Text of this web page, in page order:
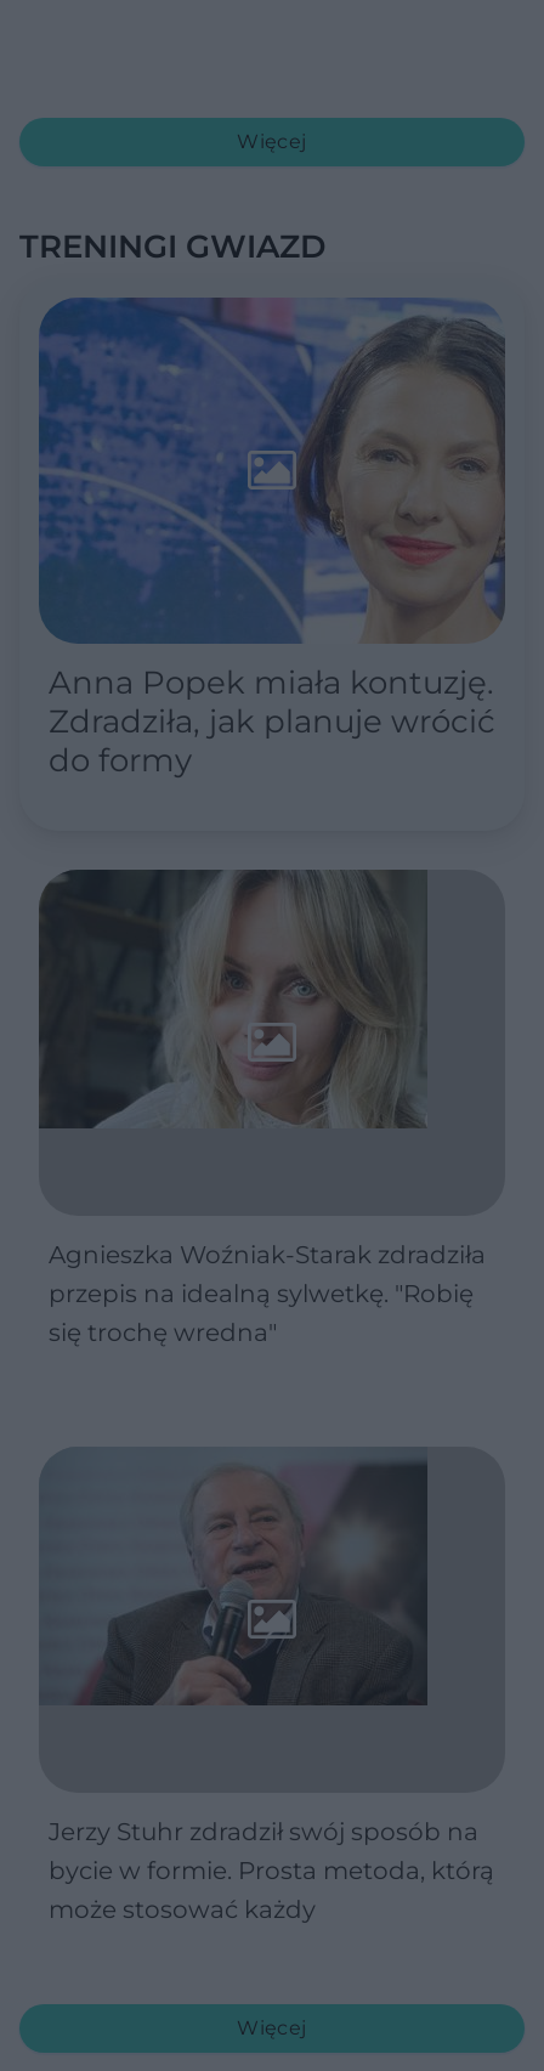
Więcej
TRENINGI GWIAZD
Anna Popek miała kontuzję.
Zdradziła, jak planuje wrócić
do formy
Agnieszka Woźniak-Starak zdradziła
przepis na idealną sylwetkę. "Robię
się trochę wredna"
Jerzy Stuhr zdradził swój sposób na
bycie w formie. Prosta metoda, którą
może stosować każdy
Więcej